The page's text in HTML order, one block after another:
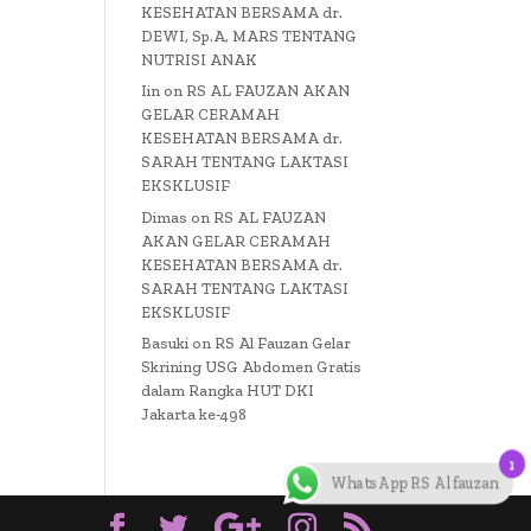
KESEHATAN BERSAMA dr.
DEWI, Sp.A, MARS TENTANG
NUTRISI ANAK
Iin on RS AL FAUZAN AKAN
GELAR CERAMAH
KESEHATAN BERSAMA dr.
SARAH TENTANG LAKTASI
EKSKLUSIF
Dimas on RS AL FAUZAN
AKAN GELAR CERAMAH
KESEHATAN BERSAMA dr.
SARAH TENTANG LAKTASI
EKSKLUSIF
Basuki on RS Al Fauzan Gelar
Skrining USG Abdomen Gratis
dalam Rangka HUT DKI
Jakarta ke-498
WhatsApp RS Al fauzan